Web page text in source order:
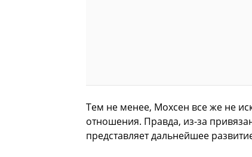
Тем не менее, Мохсен все же не
отношения. Правда, из-за
представляет дальнейшее